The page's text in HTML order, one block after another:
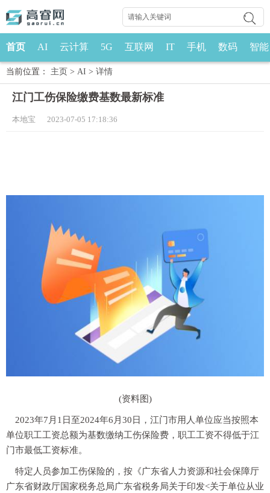
首页 AI 云计算 5G 互联网 IT 手机 数码 智能
当前位置： 主页 > AI > 详情
江门工伤保险缴费基数最新标准
本地宝 2023-07-05 17:18:36
(资料图)
2023年7月1日至2024年6月30日，江门市用人单位应当按照本
单位职工工资总额为基数缴纳工伤保险费，职工工资不得低于江
门市最低工资标准。
特定人员参加工伤保险的，按《广东省人力资源和社会保障厅
广东省财政厅国家税务总局广东省税务局关于印发<关于单位从业